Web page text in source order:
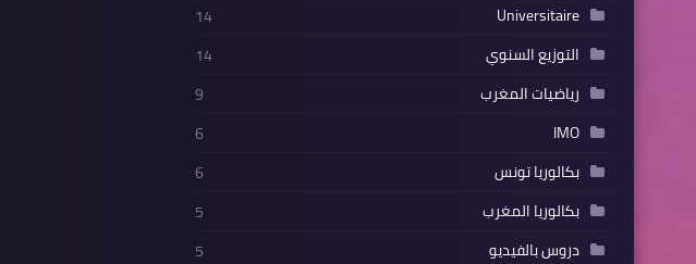
Universitaire
14
التوزيع السنوي
14
رياضيات المغرب
9
IMO
6
بكالوريا تونس
6
بكالوريا المغرب
5
دروس بالفيديو
5